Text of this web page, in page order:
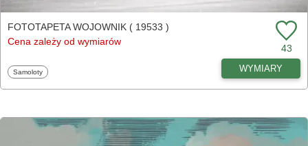
FOTOTAPETA WOJOWNIK ( 19533 )
Cena zależy od wymiarów
43
Fototapety
Samoloty WYMIARY